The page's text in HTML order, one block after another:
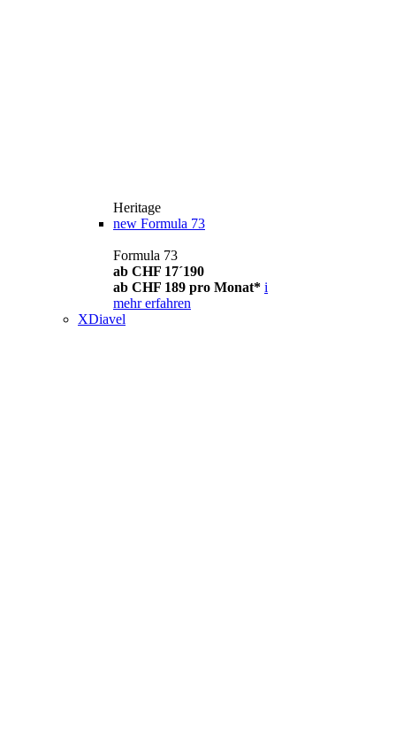
Heritage
new Formula 73
Formula 73
ab CHF 17´190
ab CHF 189 pro Monat* i
mehr erfahren
XDiavel